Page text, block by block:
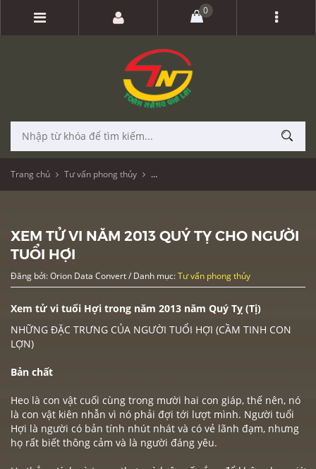
0
Trang chủ Tư vấn phong thủy Xem Tử Vi năm 2013 Quý Tỵ cho người
XEM TỬ VI NĂM 2013 QUÝ TỴ CHO NGƯỜI
TUỔI HỢI
Đăng bởi: Orion Data Convert / Danh mục:Tư vấn phong thủy
Xem tử vi tuổi Hợi trong năm 2013 năm Quý Tỵ (Tị)
NHỮNG ĐẶC TRƯNG CỦA NGƯỜI TUỔI HỢI (CẦM TINH CON
LỢN)
Bản chất
Heo là con vật cuối cùng trong mười hai con giáp, thế nên, nó
là con vật kiên nhẫn vì nó phải đợi tới lượt mình. Người tuổi
Hợi là người có bản tính nhút nhát và có vẻ lãnh đạm, nhưng
họ rất biết thông cảm và là người đáng yêu.